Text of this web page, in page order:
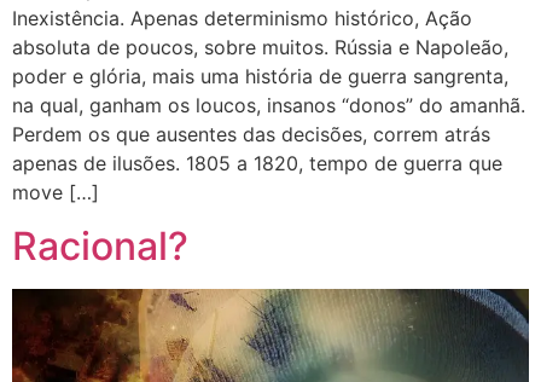
Inexistência. Apenas determinismo histórico, Ação
absoluta de poucos, sobre muitos. Rússia e Napoleão,
poder e glória, mais uma história de guerra sangrenta,
na qual, ganham os loucos, insanos “donos” do amanhã.
Perdem os que ausentes das decisões, correm atrás
apenas de ilusões. 1805 a 1820, tempo de guerra que
move […]
Racional?